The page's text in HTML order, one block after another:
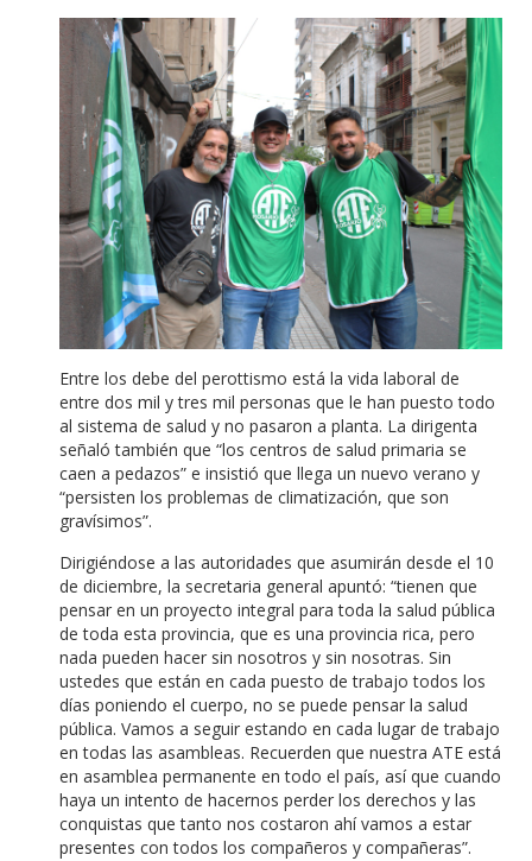
Entre los debe del perottismo está la vida laboral de
entre dos mil y tres mil personas que le han puesto todo
al sistema de salud y no pasaron a planta. La dirigenta
señaló también que “los centros de salud primaria se
caen a pedazos” e insistió que llega un nuevo verano y
“persisten los problemas de climatización, que son
gravísimos”.
Dirigiéndose a las autoridades que asumirán desde el 10
de diciembre, la secretaria general apuntó: “tienen que
pensar en un proyecto integral para toda la salud pública
de toda esta provincia, que es una provincia rica, pero
nada pueden hacer sin nosotros y sin nosotras. Sin
ustedes que están en cada puesto de trabajo todos los
días poniendo el cuerpo, no se puede pensar la salud
pública. Vamos a seguir estando en cada lugar de trabajo
en todas las asambleas. Recuerden que nuestra ATE está
en asamblea permanente en todo el país, así que cuando
haya un intento de hacernos perder los derechos y las
conquistas que tanto nos costaron ahí vamos a estar
presentes con todos los compañeros y compañeras”.